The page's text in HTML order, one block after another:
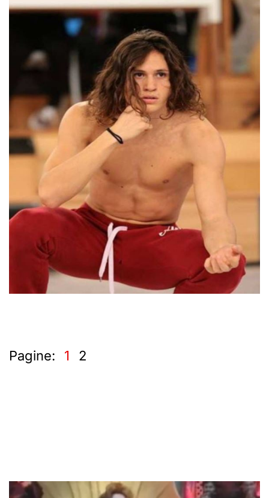
Pagine: 1 2